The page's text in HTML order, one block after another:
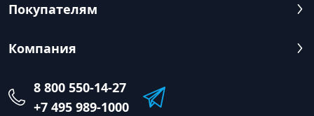
Покупателям
Компания
8 800 550-14-27
+7 495 989-1000